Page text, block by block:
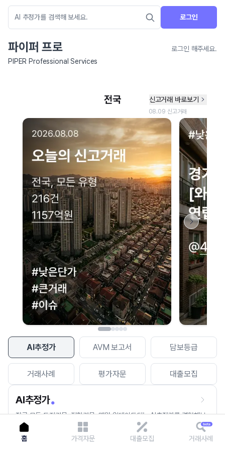
로그인
파이퍼 프로
로그인 해주세요.
PIPER Professional Services
AI추정가 AVM 보고서 담보등급
거래사례 평가자문 대출모집
AI추정가
전국 모든 토지건물, 집합건물, 매월 업데이트되는 AI추정가를 경험해보
세요.
네이버 지도 연결 안내
현재 네이버 지도 연결이 원활하지 않아 지도를 불러올 수 없습니다.
이용에 불편을 드려 죄송합니다.
다시 시도
홈 가격자문 대출모집 거래사례